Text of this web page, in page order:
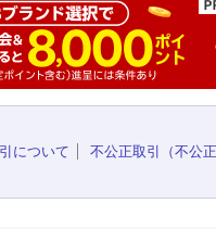
について
不公正取引（不公